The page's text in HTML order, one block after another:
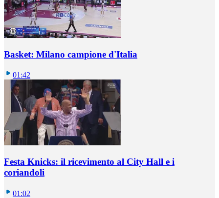
Basket: Milano campione d'Italia
01:42
Festa Knicks: il ricevimento al City Hall e i
coriandoli
01:02